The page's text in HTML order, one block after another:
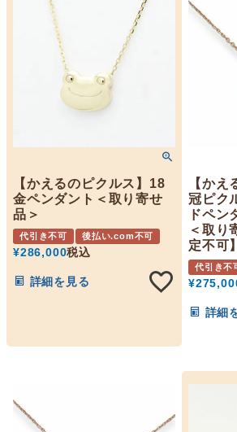
【かえるのピクルス】18
金ペンダント＜取り寄せ
品＞
代引き不可 後払い.com不可
¥286,000税込
詳細を見る
【かえ
冠ピク
ドペン
＜取り
定不可】
代引き不
¥
詳細